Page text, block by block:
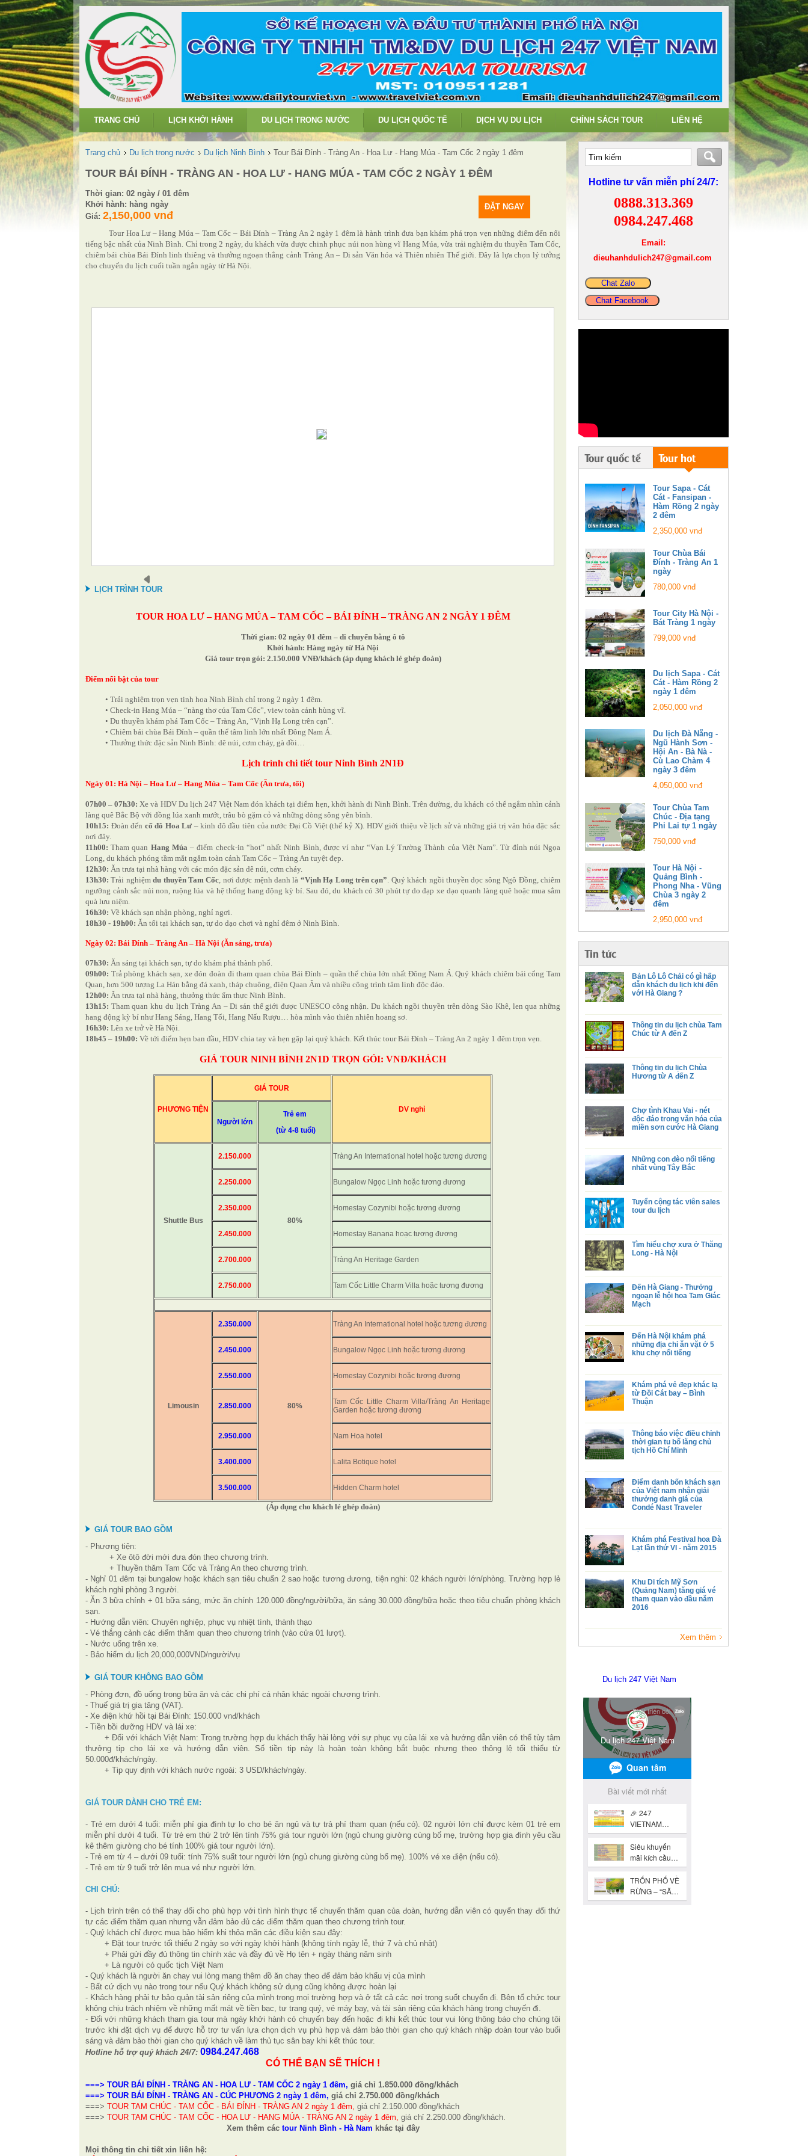
TRANG CHỦ LỊCH KHỞI HÀNH DU LỊCH TRONG NƯỚC DU LỊCH QUỐC TẾ DỊCH VỤ DU LỊCH CHÍNH SÁCH TOUR LIÊN HỆ
Trang chủ Du lịch trong nước Du lịch Ninh Bình Tour Bái Đính - Tràng An - Hoa Lư - Hang Múa - Tam Cốc 2 ngày 1 đêm
TOUR BÁI ĐÍNH - TRÀNG AN - HOA LƯ - HANG MÚA - TAM CỐC 2 NGÀY 1 ĐÊM
Thời gian: 02 ngày / 01 đêm
Khởi hành: hàng ngày
Giá: 2,150,000 vnđ
ĐẶT NGAY
Tour Hoa Lư – Hang Múa – Tam Cốc – Bái Đính – Tràng An 2 ngày 1 đêm là hành trình đưa bạn khám phá trọn vẹn những điểm đến nổi
tiếng bậc nhất của Ninh Bình. Chỉ trong 2 ngày, du khách vừa được chinh phục núi non hùng vĩ Hang Múa, vừa trải nghiệm du thuyền Tam Cốc,
chiêm bái chùa Bái Đính linh thiêng và thưởng ngoạn thắng cảnh Tràng An – Di sản Văn hóa và Thiên nhiên Thế giới. Đây là lựa chọn lý tưởng
cho chuyến du lịch cuối tuần ngắn ngày từ Hà Nội.
LỊCH TRÌNH TOUR
TOUR HOA LƯ – HANG MÚA – TAM CỐC – BÁI ĐÍNH – TRÀNG AN 2 NGÀY 1 ĐÊM
Thời gian: 02 ngày 01 đêm – di chuyển bằng ô tô
Khởi hành: Hàng ngày từ Hà Nội
Giá tour trọn gói: 2.150.000 VNĐ/khách (áp dụng khách lẻ ghép đoàn)
Điểm nổi bật của tour
• Trải nghiệm trọn vẹn tinh hoa Ninh Bình chỉ trong 2 ngày 1 đêm.
• Check-in Hang Múa – “nàng thơ của Tam Cốc”, view toàn cảnh hùng vĩ.
• Du thuyền khám phá Tam Cốc – Tràng An, “Vịnh Hạ Long trên cạn”.
• Chiêm bái chùa Bái Đính – quần thể tâm linh lớn nhất Đông Nam Á.
• Thưởng thức đặc sản Ninh Bình: dê núi, cơm cháy, gà đồi…
Lịch trình chi tiết tour Ninh Bình 2N1Đ
Ngày 01: Hà Nội – Hoa Lư – Hang Múa – Tam Cốc (Ăn trưa, tối)
07h00 – 07h30: Xe và HDV Du lịch 247 Việt Nam đón khách tại điểm hẹn, khởi hành đi Ninh Bình. Trên đường, du khách có thể ngắm nhìn cảnh
làng quê Bắc Bộ với đồng lúa xanh mướt, trâu bò gặm cỏ và những dòng sông yên bình.
10h15: Đoàn đến cố đô Hoa Lư – kinh đô đầu tiên của nước Đại Cồ Việt (thế kỷ X). HDV giới thiệu về lịch sử và những giá trị văn hóa đặc sắc
nơi đây.
11h00: Tham quan Hang Múa – điểm check-in “hot” nhất Ninh Bình, được ví như “Vạn Lý Trường Thành của Việt Nam”. Từ đỉnh núi Ngọa
Long, du khách phóng tầm mắt ngắm toàn cảnh Tam Cốc – Tràng An tuyệt đẹp.
12h30: Ăn trưa tại nhà hàng với các món đặc sản dê núi, cơm cháy.
13h30: Trải nghiệmdu thuyền Tam Cốc , nơi được mệnh danh là “Vịnh Hạ Long trên cạn” . Quý khách ngồi thuyền dọc sông Ngô Đồng, chiêm
ngưỡng cảnh sắc núi non, ruộng lúa và hệ thống hang động kỳ bí. Sau đó, du khách có 30 phút tự do đạp xe dạo quanh làng quê hoặc mua sắm
quà lưu niệm.
16h30: Về khách sạn nhận phòng, nghỉ ngơi.
18h30 - 19h00: Ăn tối tại khách sạn, tự do dạo chơi và nghỉ đêm ở Ninh Bình.
Ngày 02: Bái Đính – Tràng An – Hà Nội (Ăn sáng, trưa)
07h30: Ăn sáng tại khách sạn, tự do khám phá thành phố.
09h00: Trả phòng khách sạn, xe đón đoàn đi tham quan chùa Bái Đính – quần thể chùa lớn nhất Đông Nam Á. Quý khách chiêm bái cổng Tam
Quan, hơn 500 tượng La Hán bằng đá xanh, tháp chuông, điện Quan Âm và nhiều công trình tâm linh độc đáo.
12h00: Ăn trưa tại nhà hàng, thưởng thức ẩm thực Ninh Bình.
13h15: Tham quan khu du lịch Tràng An – Di sản thế giới được UNESCO công nhận. Du khách ngồi thuyền trên dòng Sào Khê, len qua những
hang động kỳ bí như Hang Sáng, Hang Tối, Hang Nấu Rượu… hòa mình vào thiên nhiên hoang sơ.
16h30: Lên xe trở về Hà Nội.
18h45 – 19h00: Về tới điểm hẹn ban đầu, HDV chia tay và hẹn gặp lại quý khách. Kết thúc tour Bái Đính – Tràng An 2 ngày 1 đêm trọn vẹn.
GIÁ TOUR NINH BÌNH 2N1D TRỌN GÓI: VNĐ/KHÁCH
PHƯƠNG TIỆN
GIÁ TOUR
DV nghỉ
Người lớn
Trẻ em
(từ 4-8 tuổi)
Shuttle Bus
2.150.000
80%
Tràng An International hotel hoặc tương đương
2.250.000 Bungalow Ngọc Linh hoặc tương đương
2.350.000 Homestay Cozynibi hoặc tương đương
2.450.000 Homestay Banana hoạc tương đương
2.700.000 Tràng An Heritage Garden
2.750.000 Tam Cốc Little Charm Villa hoặc tương đương
Limousin
2.350.000
80%
Tràng An International hotel hoặc tương đương
2.450.000 Bungalow Ngọc Linh hoặc tương đương
2.550.000 Homestay Cozynibi hoặc tương đương
2.850.000
Tam Cốc Little Charm Villa/Tràng An Heritage
Garden hoặc tương đương
2.950.000 Nam Hoa hotel
3.400.000 Lalita Botique hotel
3.500.000 Hidden Charm hotel
(Áp dụng cho khách lẻ ghép đoàn)
GIÁ TOUR BAO GỒM
- Phương tiện:
+ Xe ôtô đời mới đưa đón theo chương trình.
+ Thuyền thăm Tam Cốc và Tràng An theo chương trình.
- Nghỉ 01 đêm tại bungalow hoặc khách sạn tiêu chuẩn 2 sao hoặc tương đương, tiện nghi: 02 khách người lớn/phòng. Trường hợp lẻ
khách nghỉ phòng 3 người.
- Ăn 3 bữa chính + 01 bữa sáng, mức ăn chính 120.000 đồng/người/bữa, ăn sáng 30.000 đồng/bữa hoặc theo tiêu chuẩn phòng khách
sạn.
- Hướng dẫn viên: Chuyên nghiệp, phục vụ nhiệt tình, thành thạo
- Vé thắng cảnh các điểm thăm quan theo chương trình (vào cửa 01 lượt).
- Nước uống trên xe.
- Bảo hiểm du lịch 20,000,000VND/người/vụ
GIÁ TOUR KHÔNG BAO GỒM
- Phòng đơn, đồ uống trong bữa ăn và các chi phí cá nhân khác ngoài chương trình.
- Thuế giá trị gia tăng (VAT).
- Xe điện khứ hồi tại Bái Đính: 150.000 vnđ/khách
- Tiền bồi dưỡng HDV và lái xe:
+ Đối với khách Việt Nam: Trong trường hợp du khách thấy hài lòng với sự phục vụ của lái xe và hướng dẫn viên có thể tùy tâm
thưởng tip cho lái xe và hướng dẫn viên. Số tiền tip này là hoàn toàn không bắt buộc nhưng theo thông lệ tối thiểu từ
50.000đ/khách/ngày.
+ Tip quy định với khách nước ngoài: 3 USD/khách/ngày.
GIÁ TOUR DÀNH CHO TRẺ EM:
- Trẻ em dưới 4 tuổi: miễn phí gia đình tự lo cho bé ăn ngủ và tự trả phí tham quan (nếu có). 02 người lớn chỉ được kèm 01 trẻ em
miễn phí dưới 4 tuổi. Từ trẻ em thứ 2 trở lên tính 75% giá tour người lớn (ngủ chung giường cùng bố mẹ, trường hợp gia đình yêu cầu
kê thêm giường cho bé tính 100% giá tour người lớn).
- Trẻ em từ 4 – dưới 09 tuổi: tính 75% suất tour người lớn (ngủ chung giường cùng bố mẹ). 100% vé xe điện (nếu có).
- Trẻ em từ 9 tuổi trở lên mua vé như người lớn.
CHI CHÚ:
- Lịch trình trên có thể thay đổi cho phù hợp với tình hình thực tế chuyến thăm quan của đoàn, hướng dẫn viên có quyển thay đổi thứ
tự các điểm thăm quan nhưng vẫn đảm bảo đủ các điểm thăm quan theo chương trình tour.
- Quý khách chỉ được mua bảo hiểm khi thỏa mãn các điều kiện sau đây:
+ Đặt tour trước tối thiểu 2 ngày so với ngày khởi hành (không tính ngày lễ, thứ 7 và chủ nhật)
+ Phải gửi đầy đủ thông tin chính xác và đầy đủ về Họ tên + ngày tháng năm sinh
+ Là người có quốc tịch Việt Nam
- Quý khách là người ăn chay vui lòng mang thêm đồ ăn chay theo để đảm bảo khẩu vị của mình
- Bất cứ dịch vụ nào trong tour nếu Quý khách không sử dụng cũng không được hoàn lại
- Khách hàng phải tự bảo quản tài sản riêng của mình trong mọi trường hợp và ở tất cả các nơi trong suốt chuyến đi. Bên tổ chức tour
không chịu trách nhiệm về những mất mát về tiền bạc, tư trang quý, vé máy bay, và tài sản riêng của khách hàng trong chuyến đi.
- Đối với những khách tham gia tour mà ngày khởi hành có chuyến bay đến hoặc đi khi kết thúc tour vui lòng thông báo cho chúng tôi
trước khi đặt dịch vụ để được hỗ trợ tư vấn lựa chọn dịch vụ phù hợp và đảm bảo thời gian cho quý khách nhập đoàn tour vào buổi
sáng và đảm bảo thời gian cho quý khách về làm thủ tục sân bay khi kết thúc tour.
Hotline hỗ trợ quý khách 24/7: 0984.247.468
CÓ THỂ BẠN SẼ THÍCH !
===> TOUR BÁI ĐÍNH - TRÀNG AN - HOA LƯ - TAM CỐC 2 ngày 1 đêm, giá chỉ 1.850.000 đồng/khách
===> TOUR BÁI ĐÍNH - TRÀNG AN - CÚC PHƯƠNG 2 ngày 1 đêm, giá chỉ 2.750.000 đồng/khách
===> TOUR TAM CHÚC - TAM CỐC - BÁI ĐÍNH - TRÀNG AN 2 ngày 1 đêm, giá chỉ 2.150.000 đồng/khách
===> TOUR TAM CHÚC - TAM CỐC - HOA LƯ - HANG MÚA - TRÀNG AN 2 ngày 1 đêm, giá chỉ 2.250.000 đồng/khách.
Xem thêm các tour Ninh Bình - Hà Nam khác tại đây
Mọi thông tin chi tiết xin liên hệ:
Hotline tư vấn miễn phí 24/7:
0888.313.369
0984.247.468
Email:
dieuhanhdulich247@gmail.com
Chat Zalo
Chat Facebook
Tour quốc tế Tour hot
Tour Sapa - Cát
Cát - Fansipan -
Hàm Rồng 2 ngày
2 đêm
2,350,000 vnđ
Tour Chùa Bái
Đính - Tràng An 1
ngày
780,000 vnđ
Tour City Hà Nội -
Bát Tràng 1 ngày
799,000 vnđ
Du lịch Sapa - Cát
Cát - Hàm Rồng 2
ngày 1 đêm
2,050,000 vnđ
Du lịch Đà Nẵng -
Ngũ Hành Sơn -
Hội An - Bà Nà -
Cù Lao Chàm 4
ngày 3 đêm
4,050,000 vnđ
Tour Chùa Tam
Chúc - Địa tạng
Phi Lai tự 1 ngày
750,000 vnđ
Tour Hà Nội -
Quảng Bình -
Phong Nha - Vũng
Chùa 3 ngày 2
đêm
2,950,000 vnđ
Tin tức
Bản Lô Lô Chải có gì hấp
dẫn khách du lịch khi đến
với Hà Giang ?
Thông tin du lịch chùa Tam
Chúc từ A đến Z
Thông tin du lịch Chùa
Hương từ A đến Z
Chợ tình Khau Vai - nét
độc đáo trong văn hóa của
miền sơn cước Hà Giang
Những con đèo nổi tiếng
nhất vùng Tây Bắc
Tuyển cộng tác viên sales
tour du lịch
Tìm hiểu chợ xưa ở Thăng
Long - Hà Nội
Đến Hà Giang - Thưởng
ngoạn lễ hội hoa Tam Giác
Mạch
Đến Hà Nội khám phá
những địa chỉ ăn vặt ở 5
khu chợ nổi tiếng
Khám phá vẻ đẹp khác lạ
từ Đồi Cát bay – Bình
Thuận
Thông báo việc điều chỉnh
thời gian tu bổ lăng chủ
tịch Hồ Chí Minh
Điểm danh bốn khách sạn
của Việt nam nhận giải
thưởng danh giá của
Condé Nast Traveler
Khám phá Festival hoa Đà
Lạt lần thứ VI - năm 2015
Khu Di tích Mỹ Sơn
(Quảng Nam) tăng giá vé
tham quan vào đầu năm
2016
Xem thêm
Du lịch 247 Việt Nam